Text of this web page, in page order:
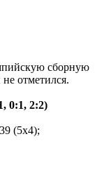
сборную
отметился.
0:1, 2:2)
(5х4);